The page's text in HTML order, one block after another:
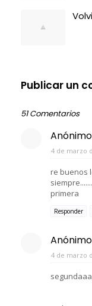
Publicar un
51 Comentarios
Anónimo
4 de marzo
re buenos
siempre.......
primera
Responder
Anónimo
4 de marzo